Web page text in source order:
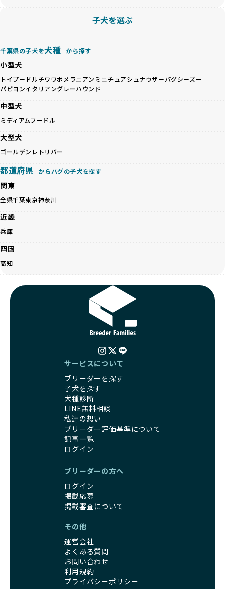
徹底した透明性こそが、BreederFamiliesの大きな特徴で
BreederFamiliesは、ペット業界が抱える命の大量生産・大
量販売、負担の大きい流通構造、劣悪な飼育環境といった課
題に真摯に向き合っています。優良ブリーダーとの直接取引
を促進することで、無駄な命の消費を減らし、命を大切にす
る社会の実現を目指しています。
人へ寄付しています。多くのペット販売業者が、動物福祉へ
の取り組みが不十分であることを理由に寄付を断られる中、
ます。この活動により、保護が必要なワンちゃんの救済や保
護活動の支援にも貢献しています。
でなく、すべてのワンちゃんに優しい未来を創るための大き
な一歩です。ユーザーの皆さんがBreederFamiliesを通じて
子犬をお迎えすることで、こうした社会貢献活動を間接的に
支えることができます。
BreederFamiliesに登録されているブリーダーは、子犬が心
身ともに健康に育つための環境づくりに全力を注いでいま
す。
考えられた食事、子犬がのびのびと動ける適度な運動環境、
その結果、BreederFamiliesを通じてお迎えする子犬は、元
気で健康なスタートを切れることが大きな魅力です。
子犬の社会性は、家庭でのしつけをスムーズにする重要なポ
イントです。BreederFamiliesのブリーダーは、母犬や兄弟
犬、人との触れ合いの時間をしっかり確保し、子犬が自然に
家庭に迎えたその日から、すでに社会性の基盤ができている
ため、新しい環境にもスムーズに適応できます。
これにより、飼い主さんにとっても安心してスタートできる
BreederFamiliesのブリーダーは、犬種に関する豊富な知識
と経験を持っています。そのため、子犬を迎えた後の健康管
理やしつけ、生活スタイルに合わせた育て方について、丁寧
なアドバイスを受けられます。「この犬種ならではの特徴
は？」「食事はどうしたらいい？」など、疑問や悩みがあれ
るポイントです。
クリアした方々だけです。運営チームがブリーダーに直接ヒ
アリングを行い、現地確認を経て透明性の高い情報を公開し
これにより、ユーザーは見た目だけでなく、育成環境や健康
管理体制、社会性の取り組みといった客観的なデータを基に
安心して子犬を選ぶことができます。
子犬のお迎えまでのやりとりに不安を感じる方も多いかもし
れませんが、BreederFamiliesならその心配は無用です。
運営チームがブリーダーとのやりとりを全面的にサポートし
ます。不明点やトラブルが発生した場合も迅速に対応するた
一方で、営利優先ブリーダーは、広範囲に販売するためにペ
を軽視しがちです。
「ペットショップ等を使わない」の詳細はこちら
近年、「小さくて可愛い」「珍しい毛色」という見た目の特
徴が人気を集め、高値で取引されることが多くなっていま
くありません。極小サイズは骨や心臓に負担がかかりやす
く、レアカラーには遺伝疾患のリスクが高まることがありま
営利優先ブリーダーは、このような流行や需要に応じて無理
な繁殖を行いがちです。小柄な母犬を繁殖に多用して体に負
ど、健康を犠牲にした管理がされることもあります。このよ
うな方法では、ワンちゃんの免疫力や体力が低下し、飼い主
ます。
優良ブリーダーは、こうした流行に流されず、ワンちゃんの
カラーの子犬を販売する場合は、健康リスクを十分に理解
し、飼い主にそのリスクについて丁寧に説明しています。食
ワンちゃんの健康を第一にした繁殖を心がけています。
「見た目以上に健康重視」の詳細はこちら
引退犬とは、繁殖期を終えたワンちゃんたちのことを指しま
優良ブリーダーは、引退犬も家族の一員として、彼らの幸せ
を願っています。よって、引退後も自宅で飼育を続けるか、
一方、営利優先ブリーダーは引退犬を「コスト」として考
団体に引き渡されることもあり、ワンちゃんの生活が不安定
になる可能性が高まります。
引退犬に対する扱いがどうなっているかも、優良ブリーダー
を見分けるポイントとなります。
「引退犬も大切に」の詳細はこちら
社会化とは、ワンちゃんが人間や他の犬、日常の環境にスム
会化は、生後3週間から12週間頃の「社会化期」と呼ばれる
時期が特に重要です。この期間は、ブリーダーが飼育してい
る時期と重なるため、ワンちゃんが人や他の犬、家庭環境に
対して適応力を高めるための基礎を築く貴重な機会となりま
他の犬との遊び、人や日常的な家庭環境への慣れを促すこと
で社会化を進めています。これにより、新しい家族に迎えら
れた後もストレスなく過ごせるようサポートします。
営利優先ブリーダーは、母犬から早期に分離し、ケージ内で
の生活が中心となるため、ワンちゃんが他の犬や人と触れ合
う機会が少なく、社会性が十分に育たないことがあります。
子犬を選ぶ
千葉県の子犬を犬種 から探す
小型犬
トイプードルチワワポメラニアン ミニチュアシュナウザーパグシーズー
パピヨンイタリアングレーハウンド
中型犬
ミディアムプードル
大型犬
ゴールデンレトリバー
都道府県 からパグの子犬を探す
関東
全県千葉東京神奈川
近畿
兵庫
四国
高知
サービスについて
ブリーダーを探す
子犬を探す
犬種診断
LINE無料相談
私達の想い
ブリーダー評価基準について
記事一覧
ログイン
ブリーダーの方へ
ログイン
掲載応募
掲載審査について
その他
運営会社
よくある質問
お問い合わせ
利用規約
プライバシーポリシー